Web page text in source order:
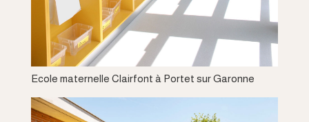
Ecole maternelle Clairfont à Portet sur Garonne